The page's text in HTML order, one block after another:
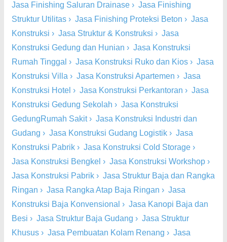
Jasa Finishing Saluran Drainase › Jasa Finishing
Struktur Utilitas › Jasa Finishing Proteksi Beton › Jasa
Konstruksi › Jasa Struktur & Konstruksi › Jasa
Konstruksi Gedung dan Hunian › Jasa Konstruksi
Rumah Tinggal › Jasa Konstruksi Ruko dan Kios › Jasa
Konstruksi Villa › Jasa Konstruksi Apartemen › Jasa
Konstruksi Hotel › Jasa Konstruksi Perkantoran › Jasa
Konstruksi Gedung Sekolah › Jasa Konstruksi
GedungRumah Sakit› Jasa Konstruksi Industri dan
Gudang › Jasa Konstruksi Gudang Logistik › Jasa
Konstruksi Pabrik › Jasa Konstruksi Cold Storage ›
Jasa Konstruksi Bengkel › Jasa Konstruksi Workshop ›
Jasa Konstruksi Pabrik › Jasa Struktur Baja dan Rangka
Ringan › Jasa Rangka Atap Baja Ringan › Jasa
Konstruksi Baja Konvensional › Jasa Kanopi Baja dan
Besi › Jasa Struktur Baja Gudang › Jasa Struktur
Khusus › Jasa Pembuatan Kolam Renang › Jasa